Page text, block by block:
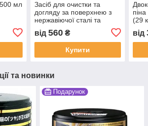
мл
Засіб для очистки та
догляду за поверхнею з
нержавіючої сталі та
хрому 250 мл MELLERUD
(2001001780)
від 560₴
Купити
(29
від
та новинки
Подарунок